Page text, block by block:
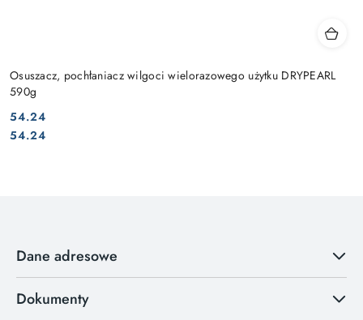
Osuszacz, pochłaniacz wilgoci wielorazowego użytku DRYPEARL
590g
Cena:
54.24
Cena:
54.24
Dane adresowe
Dokumenty